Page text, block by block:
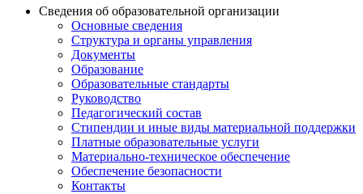
Сведения об образовательной организации
Основные сведения
Структура и органы управления
Документы
Образование
Образовательные стандарты
Руководство
Педагогический состав
Стипендии и иные виды материальной поддержки
Платные образовательные услуги
Материально-техническое обеспечение
Обеспечение безопасности
Контакты